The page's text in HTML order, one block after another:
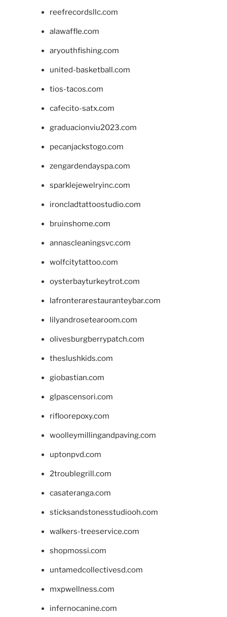
reefrecordsllc.com
alawaffle.com
aryouthfishing.com
united-basketball.com
tios-tacos.com
cafecito-satx.com
graduacionviu2023.com
pecanjackstogo.com
zengardendayspa.com
sparklejewelryinc.com
ironcladtattoostudio.com
bruinshome.com
annascleaningsvc.com
wolfcitytattoo.com
oysterbayturkeytrot.com
lafronterarestauranteybar.com
lilyandrosetearoom.com
olivesburgberrypatch.com
theslushkids.com
giobastian.com
glpascensori.com
rifloorepoxy.com
woolleymillingandpaving.com
uptonpvd.com
2troublegrill.com
casateranga.com
sticksandstonesstudiooh.com
walkers-treeservice.com
shopmossi.com
untamedcollectivesd.com
mxpwellness.com
infernocanine.com